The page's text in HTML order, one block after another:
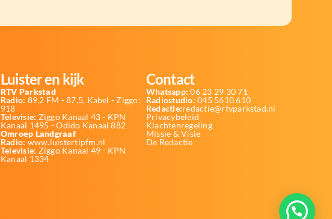
Luister en kijk
RTV Parkstad
Radio: 89,2 FM - 87,5, Kabel - Ziggo:
918
Televisie: Ziggo Kanaal 43 - KPN
Kanaal 1495 - Odido Kanaal 882
Omroep Landgraaf
Radio: www.luistertipfm.nl
Televisie: Ziggo Kanaal 49 - KPN
Kanaal 1334
Contact
Whatsapp: 06 23 29 30 71
Radiostudio: 045 5610 610
Redactie:redactie@rtvparkstad.nl
Privacybeleid
Klachtenregeling
Missie & Visie
De Redactie